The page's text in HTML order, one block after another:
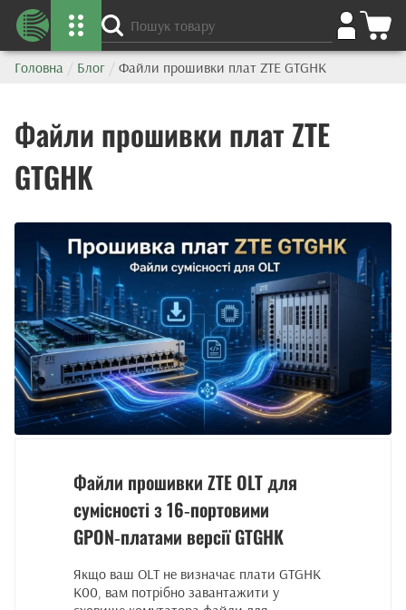
Головна / Блог / Файли прошивки плат ZTE GTGHK
Файли прошивки плат ZTE
GTGHK
Файли прошивки ZTE OLT для
сумісності з 16‑портовими
GPON‑платами версії GTGHK
Якщо ваш OLT не визначає плати GTGHK
K00, вам потрібно завантажити у